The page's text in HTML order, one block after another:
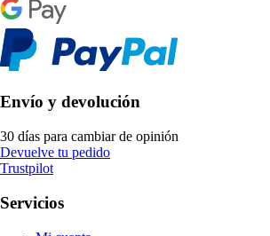
Envío y devolución
30 días para cambiar de opinión
Devuelve tu pedido
Trustpilot
Servicios